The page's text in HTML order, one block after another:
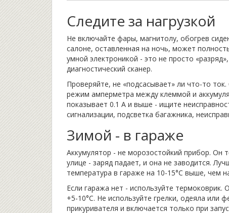
Следите за нагрузкой
Не включайте фары, магнитолу, обогрев
салоне, оставленная на ночь, может
умной электроникой - это не просто
диагностический сканер.
Проверяйте, не «подсасывает» ли что-то
режим амперметра между клеммой и
показывает 0.1 А и выше - ищите
сигнализации, подсветка багажника,
Зимой - в гараже
Аккумулятор - не морозостойкий прибор. Он
улице - заряд падает, и она не заводится.
температура в гараже на 10-15°C выше, чем
Если гаража нет - используйте термоковрик.
+5-10°C. Не используйте грелки, одеяла или
прикуривателя и включается только при